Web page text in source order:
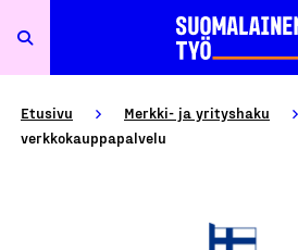
Etusivu Merkki- ja yrityshaku
verkkokauppapalvelu